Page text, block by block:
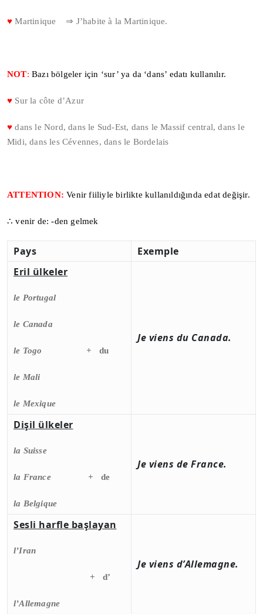
♥ Martinique ⇒ J’habite à la Martinique.
NOT: Bazı bölgeler için ‘sur’ ya da ‘dans’ edatı kullanılır.
♥ Sur la côte d’Azur
♥ dans le Nord, dans le Sud-Est, dans le Massif central, dans le
Midi, dans les Cévennes, dans le Bordelais
ATTENTION: Venir fiiliyle birlikte kullanıldığında edat değişir.
∴ venir de: -den gelmek
Pays
Exemple
Eril ülkeler
le Portugal
le Canada
le Togo + du
le Mali
le Mexique
Je viens du Canada.
Dişil ülkeler
la Suisse
la France + de
la Belgique
Je viens de France.
Sesli harfle başlayan
l’Iran
+ d’
l’Allemagne
Je viens d’Allemagne.